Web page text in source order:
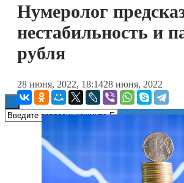
Технологии
Нумеролог
нестабильность и
рубля
28 июня, 2022, 18:1428 июня, 2022